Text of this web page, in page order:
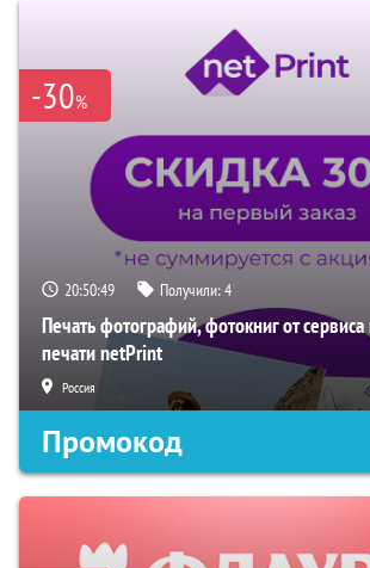
-30%
20:50:48 Получили:4
Печать фотографий, фотокниг от
печати netPrint
Россия
Промокод